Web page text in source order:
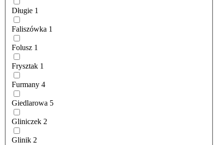
Długie 1
Faliszówka 1
Folusz 1
Frysztak 1
Furmany 4
Giedlarowa 5
Gliniczek 2
Glinik 2